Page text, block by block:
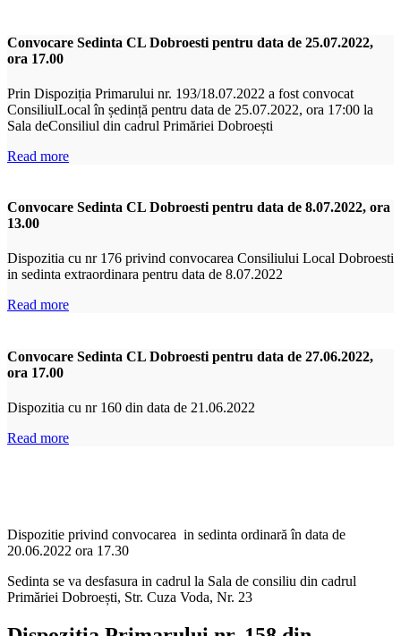
Convocare Sedinta CL Dobroesti pentru data de 25.07.2022,
ora 17.00
Prin Dispoziția Primarului nr. 193/18.07.2022 a fost convocat
ConsiliulLocal în ședință pentru data de 25.07.2022, ora 17:00 la
Sala deConsiliul din cadrul Primăriei Dobroești
Read more
Convocare Sedinta CL Dobroesti pentru data de 8.07.2022, ora
13.00
Dispozitia cu nr 176 privind convocarea Consiliului Local Dobroesti
in sedinta extraordinara pentru data de 8.07.2022
Read more
Convocare Sedinta CL Dobroesti pentru data de 27.06.2022,
ora 17.00
Dispozitia cu nr 160 din data de 21.06.2022
Read more
Dispozitie privind convocarea in sedinta ordinară în data de
20.06.2022 ora 17.30
Sedinta se va desfasura in cadrul la Sala de consiliu din cadrul
Primăriei Dobroești, Str. Cuza Voda, Nr. 23